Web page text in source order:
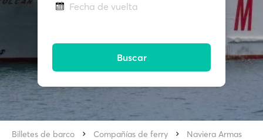
Fecha de vuelta
Buscar
Billetes de barco Compañías de ferry
Naviera Armas